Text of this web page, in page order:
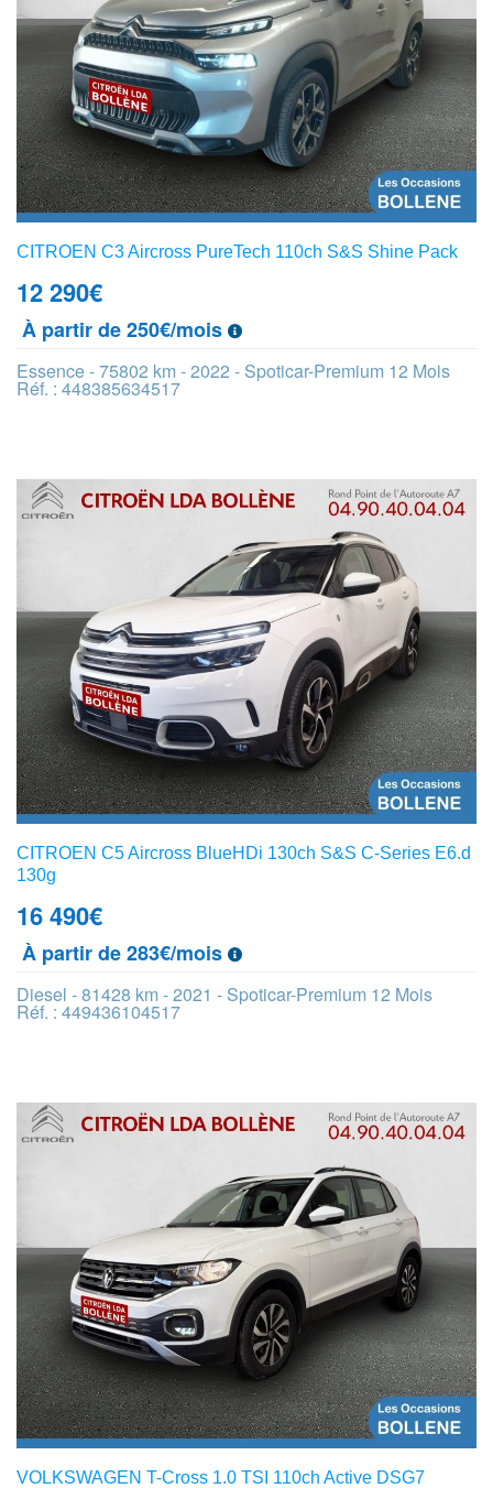
CITROEN C3 Aircross PureTech 110ch S&S Shine Pack
12 290€
À partir de 250€/mois
Essence - 75802 km - 2022 - Spoticar-Premium 12 Mois
Réf. : 448385634517
CITROEN C5 Aircross BlueHDi 130ch S&S C-Series E6.d
130g
16 490€
À partir de 283€/mois
Diesel - 81428 km - 2021 - Spoticar-Premium 12 Mois
Réf. : 449436104517
VOLKSWAGEN T-Cross 1.0 TSI 110ch Active DSG7